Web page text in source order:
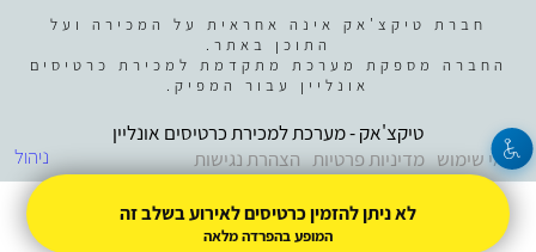
חברת טיקצ'אק אינה אחראית על המכירה ועל
התוכן באתר.
החברה מספקת מערכת מתקדמת למכירת כרטיסים
אונליין עבור המפיק.
ניהול
טיקצ'אק - מערכת למכירת כרטיסים אונליין
תנאי שימוש מדיניות פרטיות הצהרת נגישות
לא ניתן להזמין כרטיסים לאירוע בשלב זה